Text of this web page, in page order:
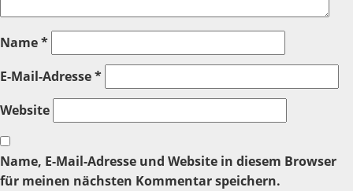
Name*
E-Mail-Adresse*
Website
Name, E-Mail-Adresse und Website in diesem Browser
für meinen nächsten Kommentar speichern.